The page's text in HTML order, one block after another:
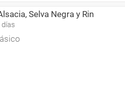
Selva Negra y Rin